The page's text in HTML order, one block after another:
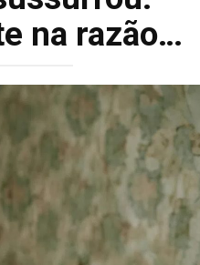
na razão…